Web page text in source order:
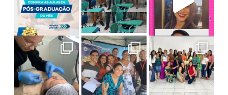
Final de semana de muito aprendizado na Pós-
Amanhã é o grande dia! Nossos alunos d